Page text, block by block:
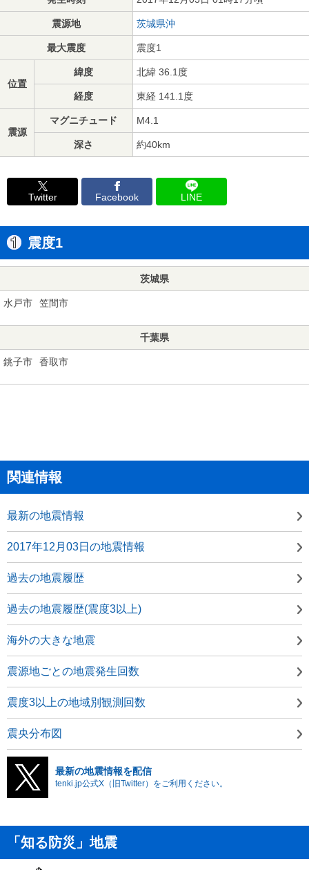
震源地 茨城県沖
最大震度 震度1
位置
緯度 北緯 36.1度
経度 東経 141.1度
震源
マグニチュード M4.1
深さ 約40km
Twitter Facebook LINE
震度1
茨城県
水戸市 笠間市
千葉県
銚子市 香取市
関連情報
最新の地震情報
2017年12月03日の地震情報
過去の地震履歴
過去の地震履歴(震度3以上)
海外の大きな地震
震源地ごとの地震発生回数
震度3以上の地域別観測回数
震央分布図
最新の地震情報を配信
tenki.jp公式X（旧Twitter）をご利用ください。
「知る防災」地震